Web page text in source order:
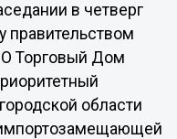
в четверг
правительством
Торговый Дом
области